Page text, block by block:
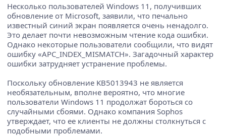
Несколько пользователей Windows 11, получивших
обновление от Microsoft, заявили, что печально
известный синий экран появляется очень ненадолго.
Это делает почти невозможным чтение кода ошибки.
Однако некоторые пользователи сообщили, что видят
ошибку «APC_INDEX_MISMATCH». Загадочный характер
ошибки затрудняет устранение проблемы.
Поскольку обновление KB5013943 не является
необязательным, вполне вероятно, что многие
пользователи Windows 11 продолжат бороться со
случайными сбоями. Однако компания Sophos
утверждает, что ее клиенты не должны столкнуться с
подобными проблемами.